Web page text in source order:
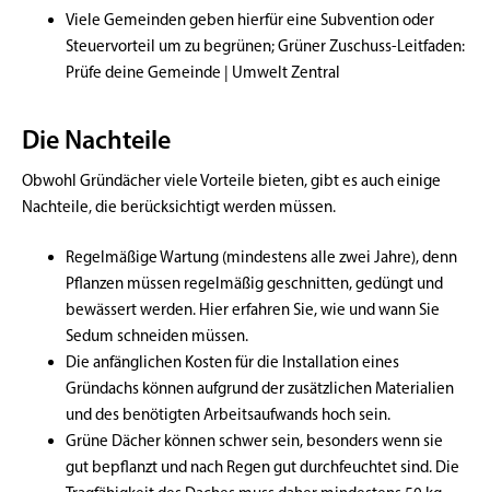
Viele Gemeinden geben hierfür eine Subvention oder
Steuervorteil um zu begrünen;Grüner Zuschuss-Leitfaden:
Prüfe deine Gemeinde | Umwelt Zentral
Die Nachteile
Obwohl Gründächer viele Vorteile bieten, gibt es auch einige
Nachteile, die berücksichtigt werden müssen.
Regelmäßige Wartung (mindestens alle zwei Jahre), denn
Pflanzen müssen regelmäßig geschnitten, gedüngt und
bewässert werden. Hier erfahren Sie, wie und wann Sie
Sedum schneiden müssen.
Die anfänglichen Kosten für die Installation eines
Gründachs können aufgrund der zusätzlichen Materialien
und des benötigten Arbeitsaufwands hoch sein.
Grüne Dächer können schwer sein, besonders wenn sie
gut bepflanzt und nach Regen gut durchfeuchtet sind. Die